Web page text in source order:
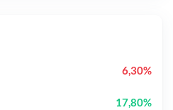
6,30%
17,80%